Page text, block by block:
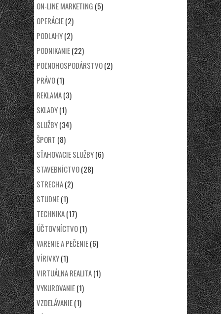
ON-LINE MARKETING (5)
OPERÁCIE(2)
PODLAHY(2)
PODNIKANIE(22)
POĽNOHOSPODÁRSTVO(2)
PRÁVO(1)
REKLAMA(3)
SKLADY(1)
SLUŽBY(34)
ŠPORT (8)
SŤAHOVACIE SLUŽBY(6)
STAVEBNÍCTVO(28)
STRECHA(2)
STUDNE(1)
TECHNIKA(17)
ÚČTOVNÍCTVO(1)
VARENIE A PEČENIE(6)
VÍRIVKY(1)
VIRTUÁLNA REALITA(1)
VYKUROVANIE(1)
VZDELÁVANIE(1)